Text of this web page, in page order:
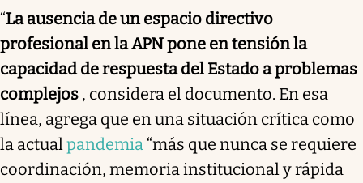
“La ausencia de un espacio directivo
profesional en la APN pone en tensión la
capacidad de respuesta del Estado a problemas
complejos , considera el documento. En esa
línea, agrega que en una situación crítica como
la actualpandemia“más que nunca se requiere
coordinación, memoria institucional y rápida